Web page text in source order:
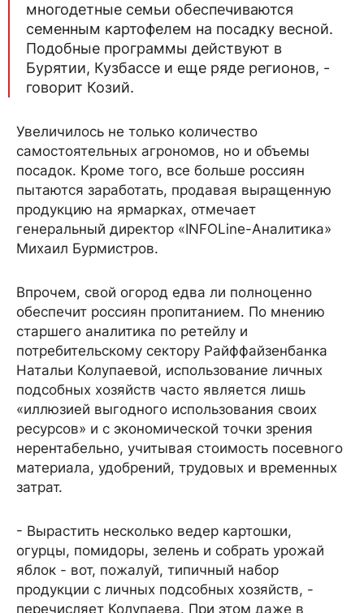
многодетные семьи обеспечиваются
семенным картофелем на посадку весной.
Подобные программы действуют в
Бурятии, Кузбассе и еще ряде регионов, -
говорит Козий.
Увеличилось не только количество
самостоятельных агрономов, но и объемы
посадок. Кроме того, все больше россиян
пытаются заработать, продавая выращенную
продукцию на ярмарках, отмечает
генеральный директор «INFOLine-Аналитика»
Михаил Бурмистров.
Впрочем, свой огород едва ли полноценно
обеспечит россиян пропитанием. По мнению
старшего аналитика по ретейлу и
потребительскому сектору Райффайзенбанка
Натальи Колупаевой, использование личных
подсобных хозяйств часто является лишь
«иллюзией выгодного использования своих
ресурсов» и с экономической точки зрения
нерентабельно, учитывая стоимость посевного
материала, удобрений, трудовых и временных
затрат.
- Вырастить несколько ведер картошки,
огурцы, помидоры, зелень и собрать урожай
яблок - вот, пожалуй, типичный набор
продукции с личных подсобных хозяйств, -
перечисляет Колупаева. При этом даже в